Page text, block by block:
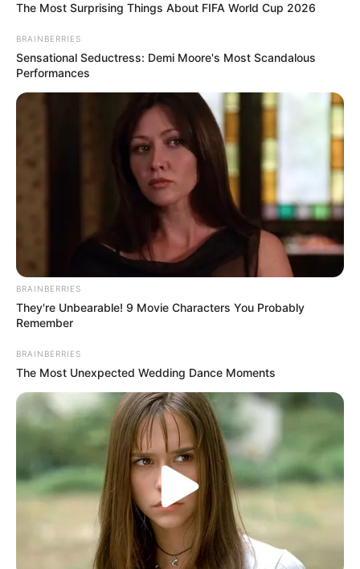
The Most Surprising Things About FIFA World Cup 2026
BRAINBERRIES
Sensational Seductress: Demi Moore's Most Scandalous
Performances
BRAINBERRIES
They're Unbearable! 9 Movie Characters You Probably
Remember
BRAINBERRIES
The Most Unexpected Wedding Dance Moments